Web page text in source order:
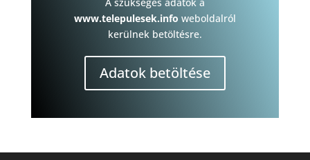
www.telepulesek.info weboldalról
kerülnek betöltésre.
Adatok betöltése